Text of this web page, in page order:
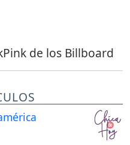
de los Billboard